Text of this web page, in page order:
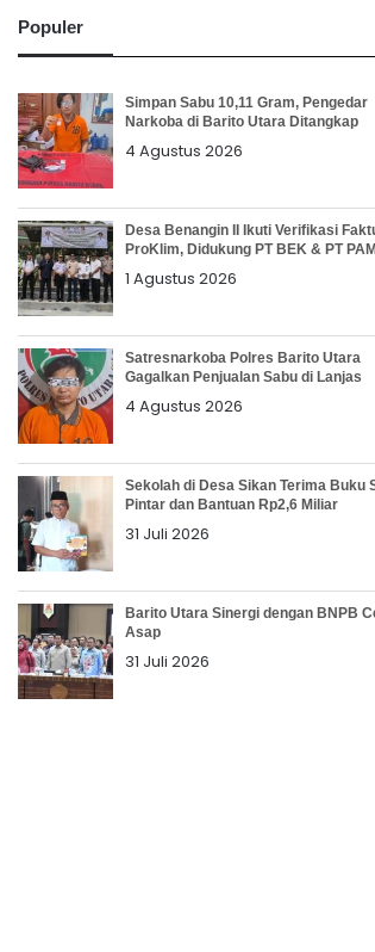
Populer
Simpan Sabu 10,11 Gram, Pengedar
Narkoba di Barito Utara Ditangkap
4 Agustus 2026
Desa Benangin II Ikuti Verifikasi
ProKlim, Didukung PT BEK & PT
1 Agustus 2026
Satresnarkoba Polres Barito Utara
Gagalkan Penjualan Sabu di Lanjas
4 Agustus 2026
Sekolah di Desa Sikan Terima Buku
Pintar dan Bantuan Rp2,6 Miliar
31 Juli 2026
Barito Utara Sinergi dengan BNPB
Asap
31 Juli 2026